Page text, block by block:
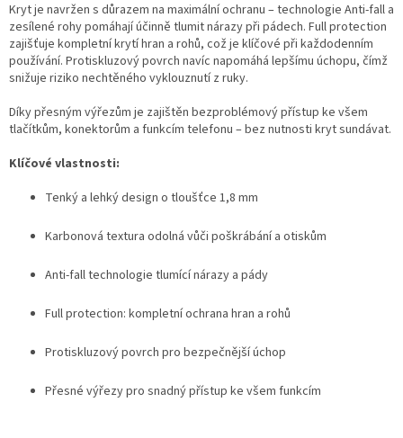
Kryt je navržen s důrazem na maximální ochranu – technologie Anti-fall a
zesílené rohy pomáhají účinně tlumit nárazy při pádech. Full protection
zajišťuje kompletní krytí hran a rohů, což je klíčové při každodenním
používání. Protiskluzový povrch navíc napomáhá lepšímu úchopu, čímž
snižuje riziko nechtěného vyklouznutí z ruky.
Díky přesným výřezům je zajištěn bezproblémový přístup ke všem
tlačítkům, konektorům a funkcím telefonu – bez nutnosti kryt sundávat.
Klíčové vlastnosti:
Tenký a lehký design o tloušťce 1,8 mm
Karbonová textura odolná vůči poškrábání a otiskům
Anti-fall technologie tlumící nárazy a pády
Full protection: kompletní ochrana hran a rohů
Protiskluzový povrch pro bezpečnější úchop
Přesné výřezy pro snadný přístup ke všem funkcím